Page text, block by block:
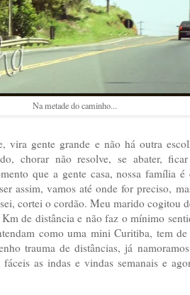
Na metade do caminho...
vira gente grande e não há outra
chorar não resolve, se abater,
que a gente casa, nossa família
assim, vamos até onde for preciso,
cortei o cordão. Meu marido cogitou
de distância e não faz o mínimo
como uma mini Curitiba, tem
trauma de distâncias, já
as indas e vindas semanais e